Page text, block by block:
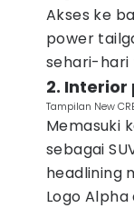
Akses ke
power
sehari-hari
2.
Tampilan New
Memasuki
sebagai
headlining
Logo